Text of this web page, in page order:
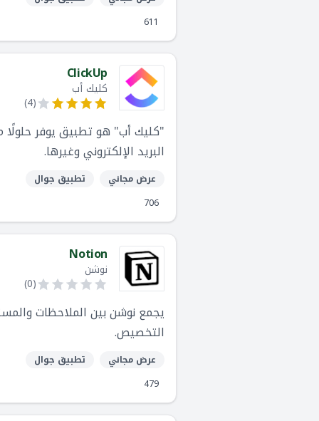
611
ClickUp
كليك أب
(
4
)
"كليك أب" هو تطبيق يوفر حلولًا
البريد الإلكتروني وغيرها.
عرض مجاني
تطبيق جوال
706
Notion
نوشن
(
0
)
يجمع نوشن بين الملاحظات
التخصيص.
عرض مجاني
تطبيق جوال
479